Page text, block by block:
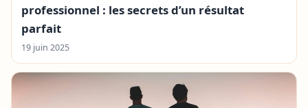
professionnel : les secrets d’un résultat
parfait
19 juin 2025